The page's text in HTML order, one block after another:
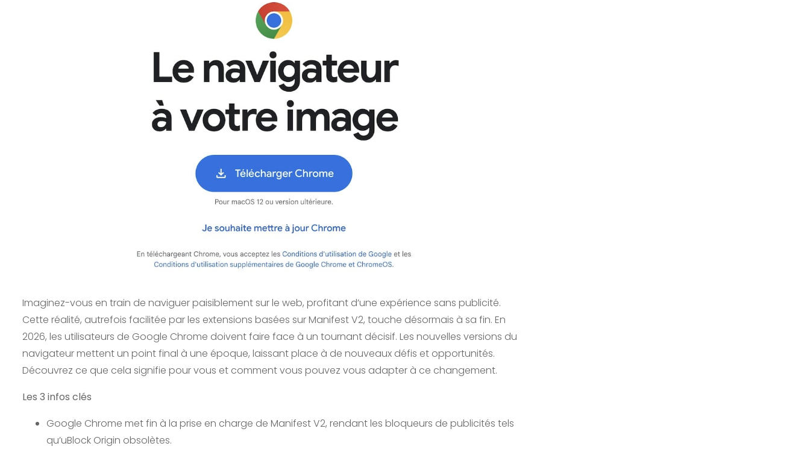
Imaginez-vous en train de naviguer paisiblement sur le web, profitant d’une expérience sans publicité.
Cette réalité, autrefois facilitée par les extensions basées sur Manifest V2, touche désormais à sa fin. En
2026, les utilisateurs de Google Chrome doivent faire face à un tournant décisif. Les nouvelles versions du
navigateur mettent un point final à une époque, laissant place à de nouveaux défis et opportunités.
Découvrez ce que cela signifie pour vous et comment vous pouvez vous adapter à ce changement.
Les 3 infos clés
Google Chrome met fin à la prise en charge de Manifest V2, rendant les bloqueurs de publicités tels
qu’uBlock Origin obsolètes.